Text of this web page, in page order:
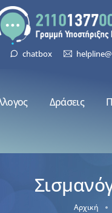
chatbox
Δράσεις
Αρχική